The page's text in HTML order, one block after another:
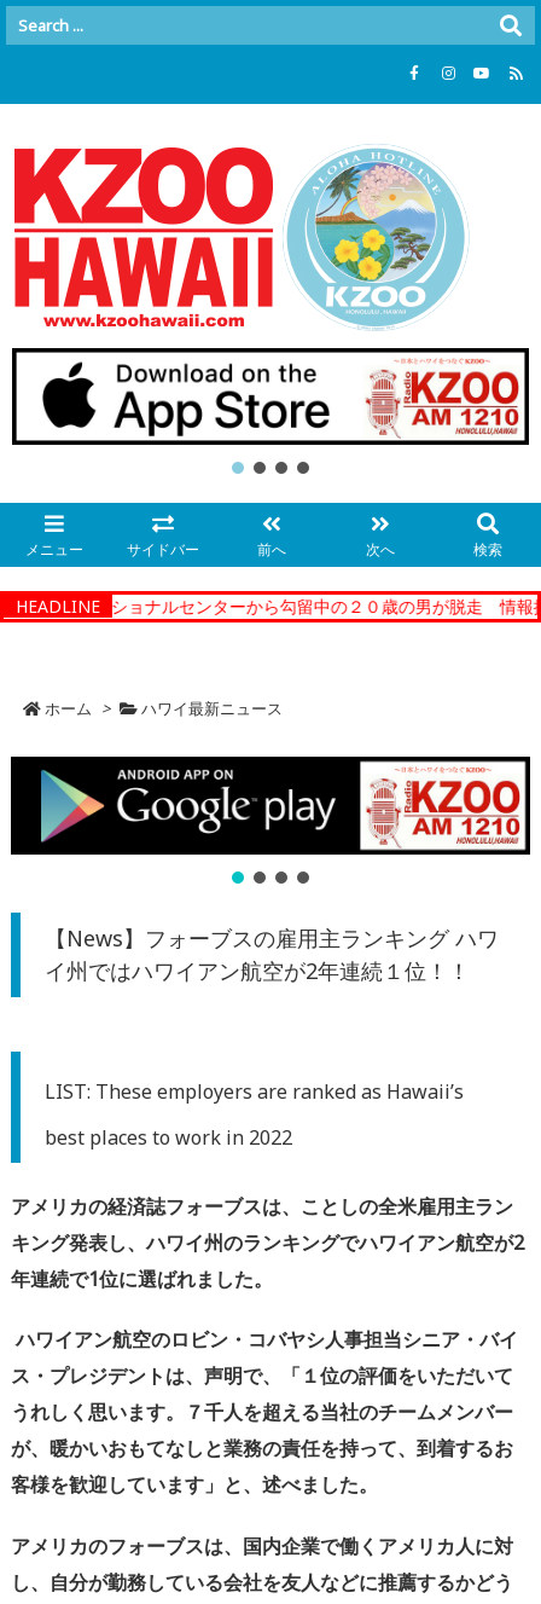
メニュー サイドバー 前へ 次へ 検索
HEADLINE
ィーコレクショナルセンターから勾留中の２０歳の男が脱走 情報提
ホーム > ハワイ最新ニュース
【News】フォーブスの雇用主ランキング ハワ
イ州ではハワイアン航空が2年連続１位！！
LIST: These employers are ranked as Hawaii’s
best places to work in 2022
アメリカの経済誌フォーブスは、ことしの全米雇用主ラン
キング発表し、ハワイ州のランキングでハワイアン航空が2
年連続で1位に選ばれました。
ハワイアン航空のロビン・コバヤシ人事担当シニア・バイ
ス・プレジデントは、声明で、
「１位の評価をいただいて
うれしく思います。７千人を超える当社のチームメンバー
が、暖かいおもてなしと業務の責任を持って、到着するお
客様を歓迎しています」と、述べました。
アメリカのフォーブスは、国内企業で働くアメリカ人に対
し、自分が勤務している会社を友人などに推薦するかどう